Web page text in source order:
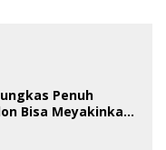
Penuh
Bisa Meyakinkan